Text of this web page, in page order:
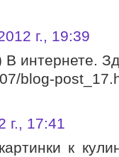
г., 19:39
В интернете.
blog-
г., 17:41
к